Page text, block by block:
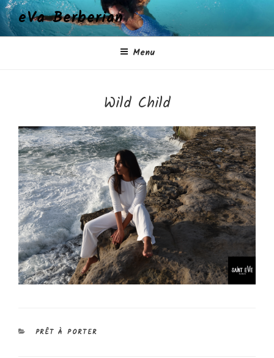
Aller
au
contenu
eVa Berberian
Menu
Wild Child
CATÉGORIES
PRÊT À PORTER